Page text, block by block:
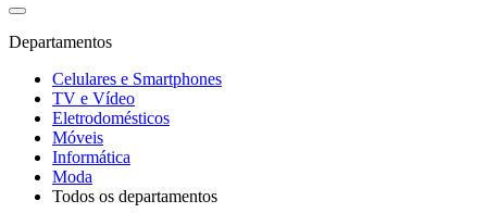
Departamentos
Celulares e Smartphones
TV e Vídeo
Eletrodomésticos
Móveis
Informática
Moda
Todos os departamentos